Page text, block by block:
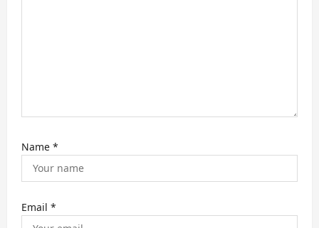
Name *
Email *